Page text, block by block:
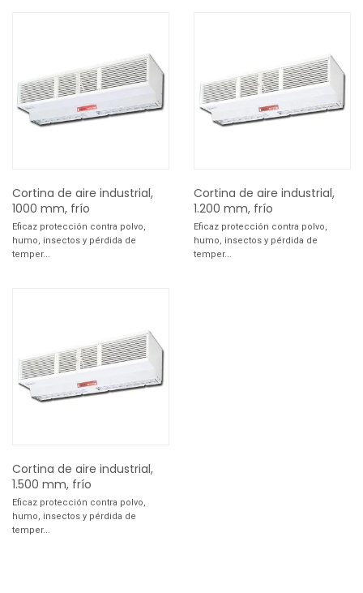
Cortina de aire industrial,
1000 mm, frío
Eficaz protección contra polvo,
humo, insectos y pérdida de
temper...
Cortina de aire industrial,
1.200 mm, frío
Eficaz protección contra polvo,
humo, insectos y pérdida de
temper...
Cortina de aire industrial,
1.500 mm, frío
Eficaz protección contra polvo,
humo, insectos y pérdida de
temper...